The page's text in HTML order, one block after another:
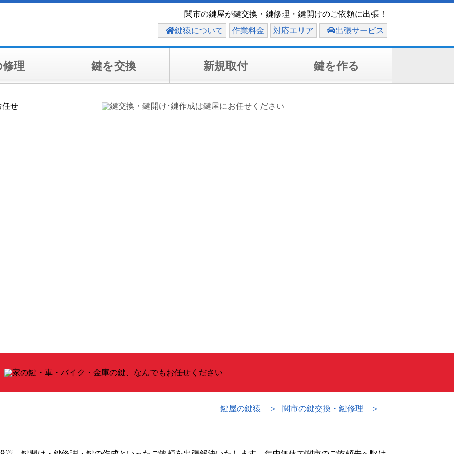
関市の鍵屋が鍵交換・鍵修理・鍵開けのご依頼に出張！
鍵猿について
作業料金 対応エリア 出張サービス
理 鍵を交換 新規取付 鍵を作る
鍵屋の鍵猿 関市の鍵交換・鍵修理